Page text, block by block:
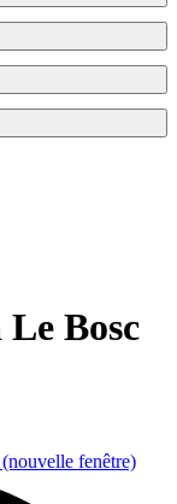
Le Bosc
(nouvelle fenêtre)